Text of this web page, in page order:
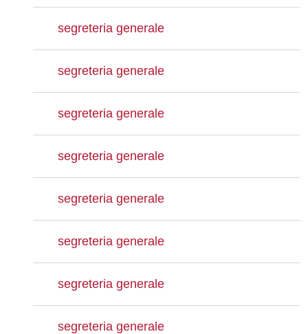
segreteria generale
segreteria generale
segreteria generale
segreteria generale
segreteria generale
segreteria generale
segreteria generale
segreteria generale